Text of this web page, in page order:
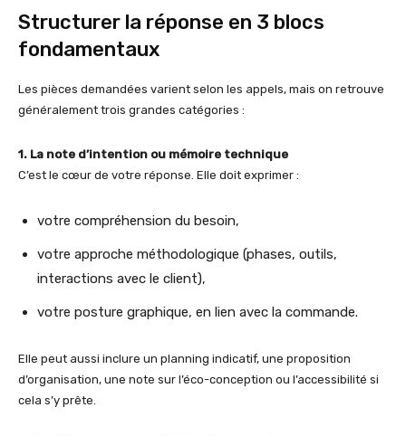
Structurer la réponse en 3 blocs
fondamentaux
Les pièces demandées varient selon les appels, mais on retrouve
généralement trois grandes catégories :
1. La note d’intention ou mémoire technique
C’est le cœur de votre réponse. Elle doit exprimer :
votre compréhension du besoin,
votre approche méthodologique (phases, outils,
interactions avec le client),
votre posture graphique, en lien avec la commande.
Elle peut aussi inclure un planning indicatif, une proposition
d’organisation, une note sur l’éco-conception ou l’accessibilité si
cela s’y prête.